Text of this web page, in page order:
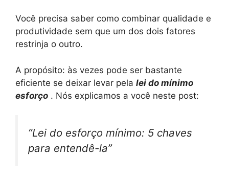
Você precisa saber como combinar qualidade e
produtividade sem que um dos dois fatores
restrinja o outro.
A propósito: às vezes pode ser bastante
eficiente se deixar levar pela lei do mínimo
esforço . Nós explicamos a você neste post:
“Lei do esforço mínimo: 5 chaves
para entendê-la”